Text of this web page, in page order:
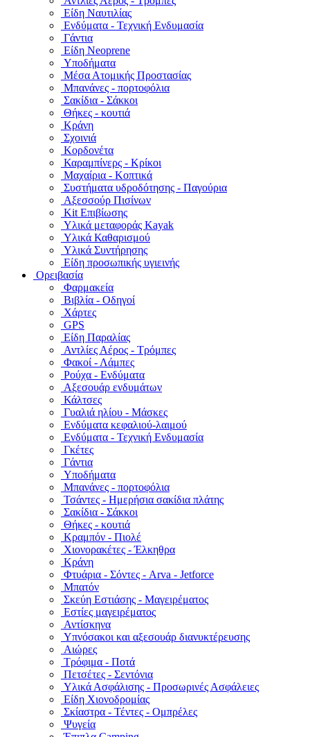
Είδη Ναυτιλίας
Ενδύματα - Τεχνική Ενδυμασία
Γάντια
Είδη Neoprene
Υποδήματα
Μέσα Ατομικής Προστασίας
Μπανάνες - πορτοφόλια
Σακίδια - Σάκκοι
Θήκες - κουτιά
Κράνη
Σχοινιά
Κορδονέτα
Καραμπίνερς - Κρίκοι
Μαχαίρια - Κοπτικά
Συστήματα υδροδότησης - Παγούρια
Αξεσσούρ Πισίνων
Kit Επιβίωσης
Υλικά μεταφοράς Kayak
Υλικά Καθαρισμού
Υλικά Συντήρησης
Είδη προσωπικής υγιεινής
Ορειβασία
Φαρμακεία
Βιβλία - Οδηγοί
Χάρτες
GPS
Είδη Παραλίας
Αντλίες Αέρος - Τρόμπες
Φακοί - Λάμπες
Ρούχα - Ενδύματα
Αξεσουάρ ενδυμάτων
Κάλτσες
Γυαλιά ηλίου - Μάσκες
Ενδύματα κεφαλιού-λαιμού
Ενδύματα - Τεχνική Ενδυμασία
Γκέτες
Γάντια
Υποδήματα
Μπανάνες - πορτοφόλια
Τσάντες - Ημερήσια σακίδια πλάτης
Σακίδια - Σάκκοι
Θήκες - κουτιά
Κραμπόν - Πιολέ
Χιονορακέτες - Έλκηθρα
Κράνη
Φτυάρια - Σόντες - Arva - Jetforce
Μπατόν
Σκεύη Εστιάσης - Μαγειρέματος
Εστίες μαγειρέματος
Αντίσκηνα
Υπνόσακοι και αξεσουάρ διανυκτέρευσης
Αιώρες
Τρόφιμα - Ποτά
Πετσέτες - Σεντόνια
Υλικά Ασφάλισης - Προσωρινές Ασφάλειες
Είδη Χιονοδρομίας
Σκίαστρα - Τέντες - Ομπρέλες
Ψυγεία